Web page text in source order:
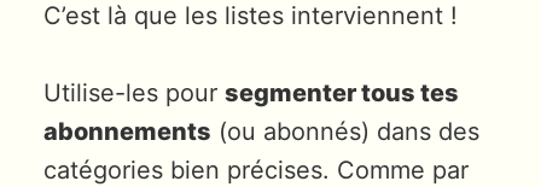
C’est là que les listes interviennent !
Utilise-les pour segmenter tous tes
abonnements (ou abonnés) dans des
catégories bien précises. Comme par